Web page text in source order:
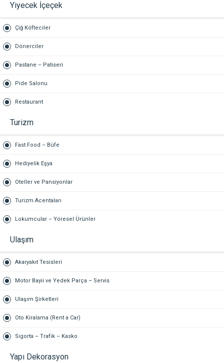
Yiyecek İçeçek
Çiğ Köfteciler
Dönerciler
Pastane – Patiseri
Pide Salonu
Restaurant
Turizm
Fast Food – Büfe
Hediyelik Eşya
Oteller ve Pansiyonlar
Turizm Acentaları
Lokumcular – Yöresel Ürünler
Ulaşım
Akaryakıt Tesisleri
Motor Bayii ve Yedek Parça – Servis
Ulaşım Şirketleri
Oto Kiralama (Rent a Car)
Sigorta – Trafik – Kasko
Yapı Dekorasyon